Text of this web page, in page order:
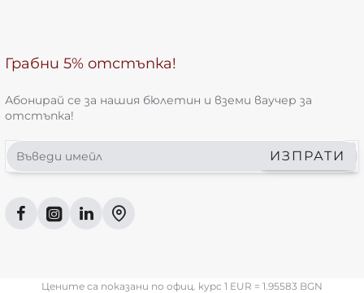
Грабни 5% отстъпка!
Абонирай се за нашия бюлетин и вземи ваучер за
отстъпка!
Въведи
имейл
ИЗПРАТИ
Цените са показани по офиц. курс 1 EUR = 1.95583 BGN